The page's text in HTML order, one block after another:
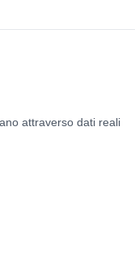
attraverso dati reali